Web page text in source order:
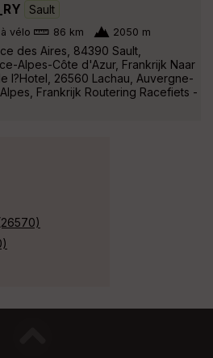
Sault
vélo 86 km 2050 m
des Aires, 84390 Sault,
Alpes-Côte d'Azur, Frankrijk Naar
l?Hotel, 26560 Lachau, Auvergne-
Frankrijk Routering Racefiets -